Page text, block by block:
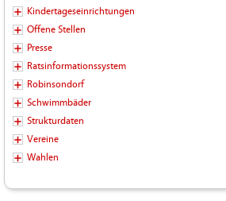
Kindertageseinrichtungen
Offene Stellen
Presse
Ratsinformationssystem
Robinsondorf
Schwimmbäder
Strukturdaten
Vereine
Wahlen